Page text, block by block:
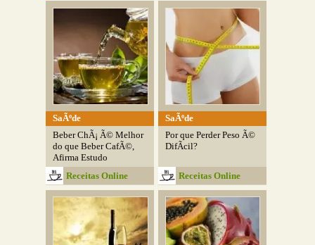
SaÃºde
Beber ChÃ¡ Ã© Melhor
do que Beber CafÃ©,
Afirma Estudo
Receitas Online
SaÃºde
Por que Perder Peso Ã©
DifÃ­cil?
Receitas Online